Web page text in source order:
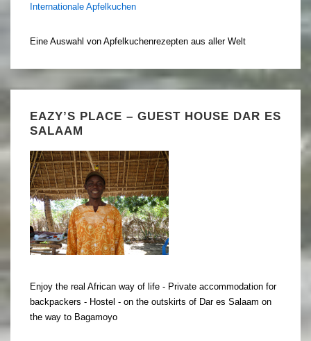
Internationale Apfelkuchen
Eine Auswahl von Apfelkuchenrezepten aus aller Welt
EAZY’S PLACE – GUEST HOUSE DAR ES
SALAAM
Enjoy the real African way of life - Private accommodation for
backpackers - Hostel - on the outskirts of Dar es Salaam on
the way to Bagamoyo